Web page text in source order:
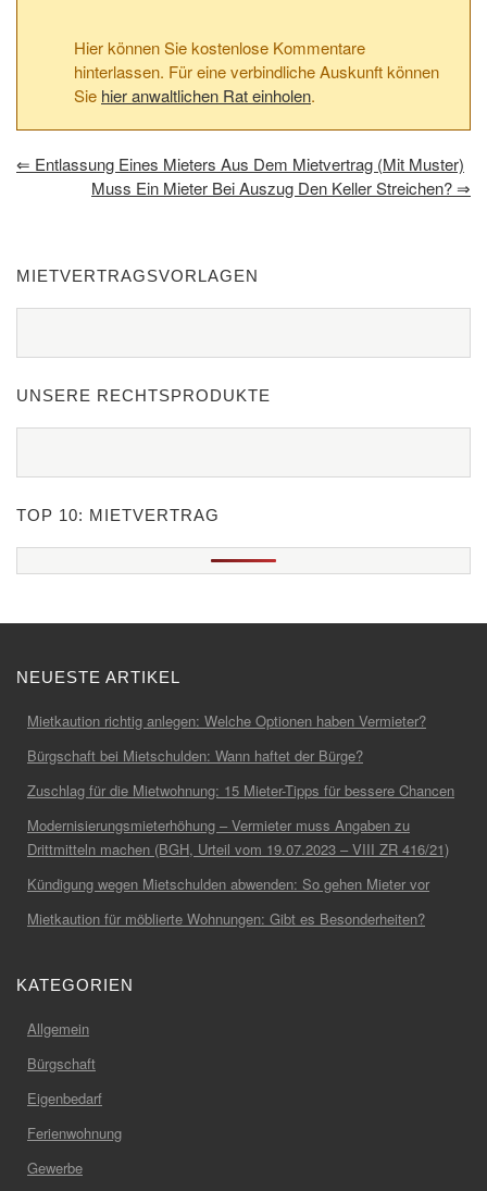
Hier können Sie kostenlose Kommentare
hinterlassen. Für eine verbindliche Auskunft können
Sie hier anwaltlichen Rat einholen.
⇐ Entlassung Eines Mieters Aus Dem Mietvertrag (mit Muster)
Muss Ein Mieter Bei Auszug Den Keller Streichen?⇒
MIETVERTRAGSVORLAGEN
UNSERE RECHTSPRODUKTE
TOP 10: MIETVERTRAG
NEUESTE ARTIKEL
Mietkaution richtig anlegen: Welche Optionen haben Vermieter?
Bürgschaft bei Mietschulden: Wann haftet der Bürge?
Zuschlag für die Mietwohnung: 15 Mieter-Tipps für bessere Chancen
Modernisierungsmieterhöhung – Vermieter muss Angaben zu
Drittmitteln machen (BGH, Urteil vom 19.07.2023 – VIII ZR 416/21)
Kündigung wegen Mietschulden abwenden: So gehen Mieter vor
Mietkaution für möblierte Wohnungen: Gibt es Besonderheiten?
KATEGORIEN
Allgemein
Bürgschaft
Eigenbedarf
Ferienwohnung
Gewerbe